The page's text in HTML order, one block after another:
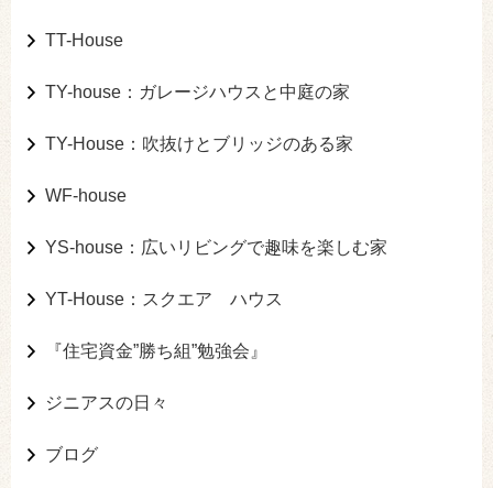
TT-House
TY-house：ガレージハウスと中庭の家
TY-House：吹抜けとブリッジのある家
WF-house
YS-house：広いリビングで趣味を楽しむ家
YT-House：スクエア ハウス
『住宅資金”勝ち組”勉強会』
ジニアスの日々
ブログ